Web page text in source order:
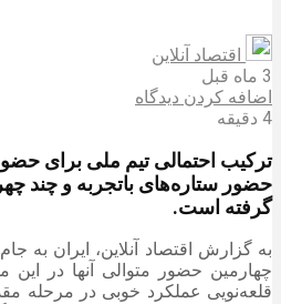
اقتصاد آنلاین
3 ماه قبل
اضافه کردن دیدگاه
4 دقیقه
حضور ستاره‌های باتجربه و چند
گرفته است.
چهارمین حضور متوالی آنها در این